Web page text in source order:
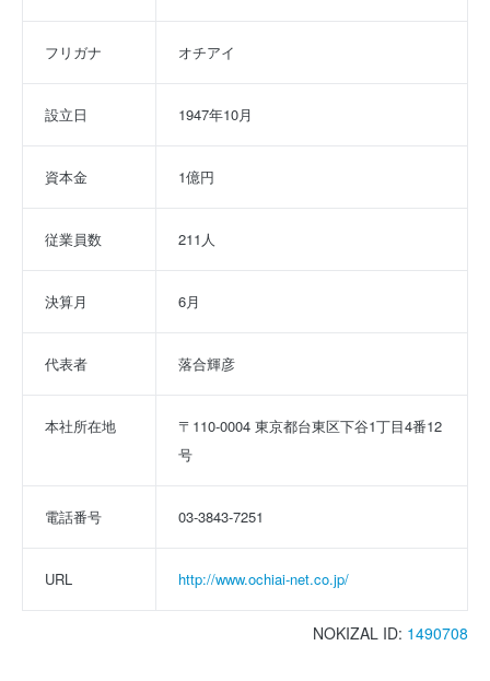
フリガナ オチアイ
設立日 1947年10月
資本金 1億円
従業員数 211人
決算月 6月
代表者 落合輝彦
本社所在地
〒110-0004 東京都台東区下谷1丁目4番12
号
電話番号 03-3843-7251
URL http://www.ochiai-net.co.jp/
NOKIZAL ID: 1490708